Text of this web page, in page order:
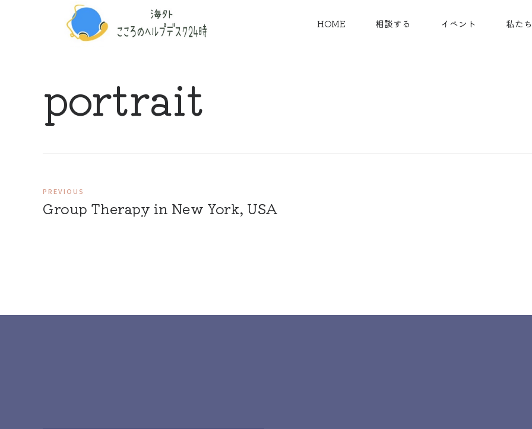
HOME 相談する イベント 私た
portrait
PREVIOUS
Group Therapy in New York, USA